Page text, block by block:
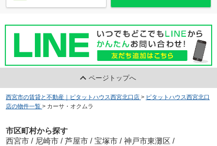
ページトップへ
西宮市の賃貸と不動産｜ピタットハウス西宮北口店 > ピタットハウス西宮北口
店の物件一覧 > カーサ・オクムラ
市区町村から探す
西宮市 / 尼崎市 / 芦屋市 / 宝塚市 / 神戸市東灘区 /